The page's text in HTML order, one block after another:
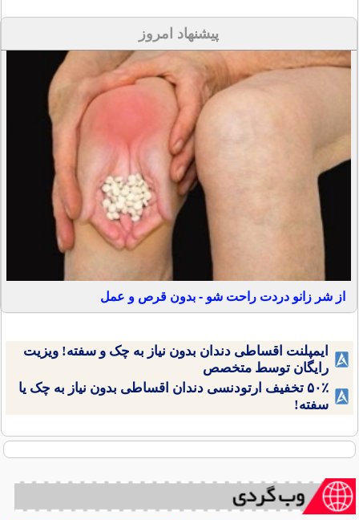
پیشنهاد امروز
از شر زانو دردت راحت شو - بدون قرص و عمل
ایمپلنت اقساطی دندان بدون نیاز به چک و سفته! ویزیت
رایگان توسط متخصص
۵۰٪ تخفیف ارتودنسی دندان اقساطی بدون نیاز به چک یا
سفته!